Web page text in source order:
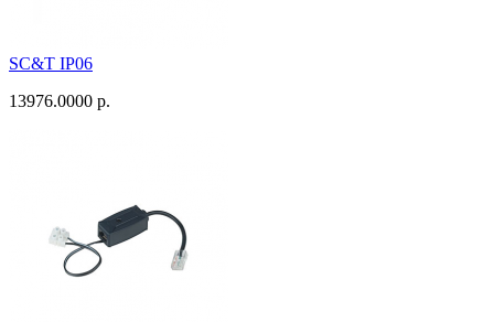
SC&T IP06
13976.0000 р.